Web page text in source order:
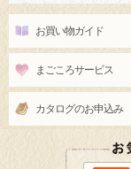
お買い物ガイド
まごころサービス
カタログのお申込み